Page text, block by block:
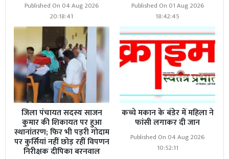
Published On 04 Aug 2026
20:18:41
Published On 01 Aug 2026
18:42:45
जिला पंचायत सदस्य साजन
कुमार की शिकायत पर हुआ
स्थानांतरण; फिर भी पड़री गोदाम
पर कुर्सियां नहीं छोड़ रहीं विपणन
निरीक्षक दीपिका बरनवाल
कच्चे मकान के बंडेर में महिला ने
फांसी लगाकर दी जान
Published On 04 Aug 2026
10:52:11